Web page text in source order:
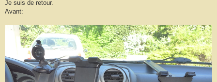
g
Je suis de retour.
Avant: